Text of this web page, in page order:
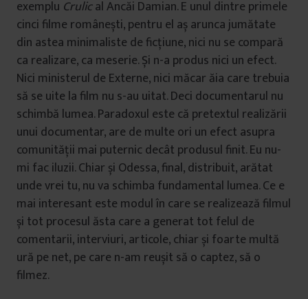
exemplu Crulical Ancăi Damian. E unul dintre primele
cinci filme românești, pentru el aș arunca jumătate
din astea minimaliste de ficțiune, nici nu se compară
ca realizare, ca meserie. Și n-a produs nici un efect.
Nici ministerul de Externe, nici măcar ăia care trebuia
să se uite la film nu s-au uitat. Deci documentarul nu
schimbă lumea. Paradoxul este că pretextul realizării
unui documentar, are de multe ori un efect asupra
comunității mai puternic decât produsul finit. Eu nu-
mi fac iluzii. Chiar și Odessa, final, distribuit, arătat
unde vrei tu, nu va schimba fundamental lumea. Ce e
mai interesant este modul în care se realizează filmul
și tot procesul ăsta care a generat tot felul de
comentarii, interviuri, articole, chiar și foarte multă
ură pe net, pe care n-am reușit să o captez, să o
filmez.